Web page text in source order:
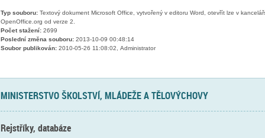
Typ souboru:Textový dokument Microsoft Office, vytvořený v editoru Word, otevřít lze v
OpenOffice.org od verze 2.
Počet stažení:2699
Poslední změna souboru:2013-10-09 00:48:14
Soubor publikován:2010-05-26 11:08:02, Administrator
MINISTERSTVO ŠKOLSTVÍ, MLÁDEŽE A TĚLOVÝCHOVY
Rejstříky, databáze